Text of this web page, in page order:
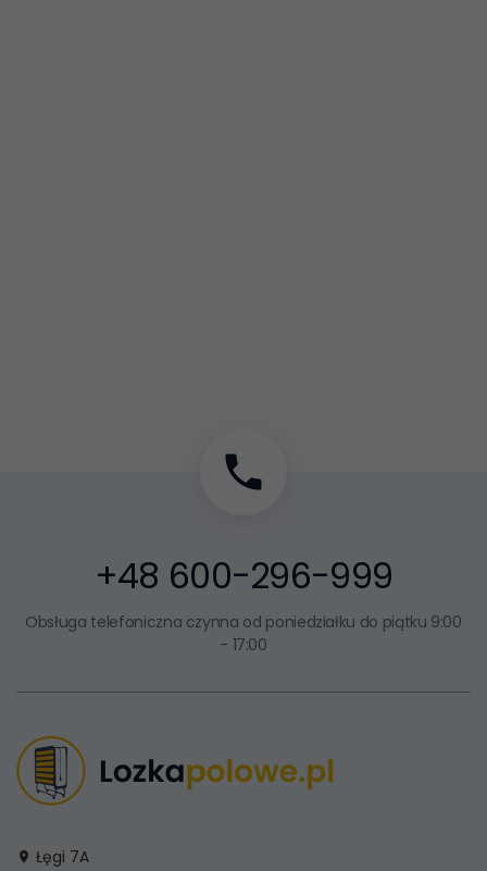
+48 600-296-999
Obsługa telefoniczna czynna od poniedziałku do piątku 9:00
- 17:00
Łęgi 7A